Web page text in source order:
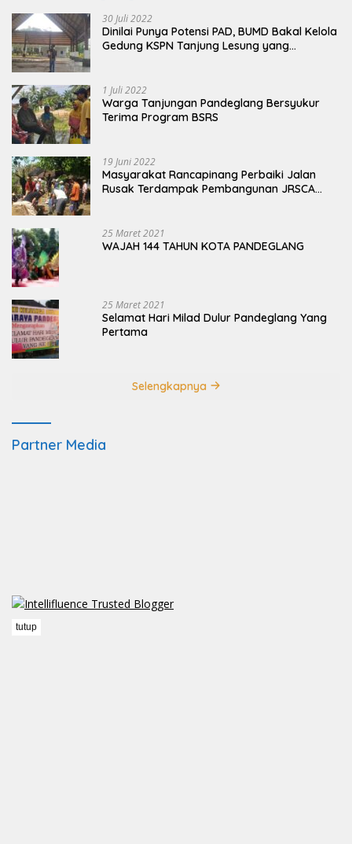
30 Juli 2022
Dinilai Punya Potensi PAD, BUMD Bakal Kelola
Gedung KSPN Tanjung Lesung yang
1 Juli 2022
Warga Tanjungan Pandeglang Bersyukur
Terima Program BSRS
19 Juni 2022
Masyarakat Rancapinang Perbaiki Jalan
Rusak Terdampak Pembangunan JRSCA
25 Maret 2021
WAJAH 144 TAHUN KOTA PANDEGLANG
25 Maret 2021
Selamat Hari Milad Dulur Pandeglang Yang
Pertama
Selengkapnya
Partner Media
tutup